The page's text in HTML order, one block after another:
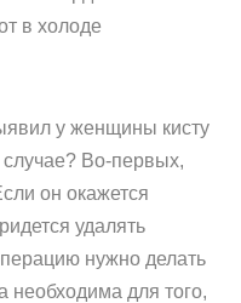
в холоде
у женщины кисту
случае? Во-первых,
он окажется
удалять
нужно делать
необходима для того,